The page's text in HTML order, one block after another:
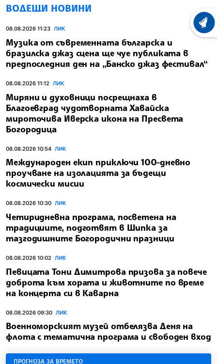
ВОДЕЩИ НОВИНИ
08.08.2026 11:23 ЛИК
Музика от съвременната българска и
бразилска джаз сцена ще чуе публиката в
предпоследния ден на „Банско джаз фестивал“
08.08.2026 11:12 ЛИК
Миряни и духовници посрещнаха в
Благоевград чудотворната Хавайска
мироточива Иверска икона на Пресвета
Богородица
08.08.2026 10:54 ЛИК
Международен екип приключи 100-дневно
проучване на изолацията за бъдещи
космически мисии
08.08.2026 10:30 ЛИК
Четиридневна програма, посветена на
традициите, подготвят в Шипка за
тазгодишните Богородични празници
08.08.2026 10:02 ЛИК
Певицата Тони Димитрова призова за повече
доброта към хората и животните по време
на концерта си в Каварна
08.08.2026 09:30 ЛИК
Военноморският музей отбелязва Деня на
флота с тематична програма и свободен вход
ПРОГНОЗА ЗА ВРЕМЕТО